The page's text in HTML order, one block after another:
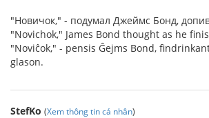
"Новичок," - подумал Джеймс Бонд,
"Novichok," James Bond thought as he
"Noviĉok," - pensis Ĝejms Bond,
glason.
StefKo (Xem thông tin cá nhân)